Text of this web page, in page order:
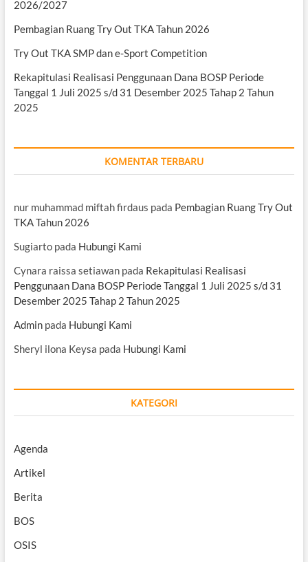
2026/2027
Pembagian Ruang Try Out TKA Tahun 2026
Try Out TKA SMP dan e-Sport Competition
Rekapitulasi Realisasi Penggunaan Dana BOSP Periode
Tanggal 1 Juli 2025 s/d 31 Desember 2025 Tahap 2 Tahun
2025
KOMENTAR TERBARU
nur muhammad miftah firdaus pada Pembagian Ruang Try Out
TKA Tahun 2026
Sugiartopada Hubungi Kami
Cynara raissa setiawanpada Rekapitulasi Realisasi
Penggunaan Dana BOSP Periode Tanggal 1 Juli 2025 s/d 31
Desember 2025 Tahap 2 Tahun 2025
Adminpada Hubungi Kami
Sheryl ilona Keysa pada Hubungi Kami
KATEGORI
Agenda
Artikel
Berita
BOS
OSIS